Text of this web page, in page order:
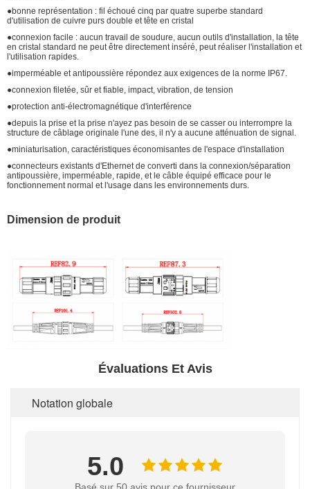
●bonne représentation : fil échoué cinq par quatre superbe standard
d'utilisation de cuivre purs double et tête en cristal
●connexion facile : aucun travail de soudure, aucun outils d'installation, la tête
en cristal standard ne peut être directement inséré, peut réaliser l'installation et
l'utilisation rapides.
●imperméable et antipoussière répondez aux exigences de la norme IP67.
●connexion filetée, sûr et fiable, impact, vibration, de tension
●protection anti-électromagnétique d'interférence
●depuis la prise et la prise n'ayez pas besoin de se casser ou interrompre la
structure de câblage originale l'une des, il n'y a aucune atténuation de signal.
●miniaturisation, caractéristiques économisantes de l'espace d'installation
●connecteurs existants d'Ethernet de converti dans la connexion/séparation
antipoussière, imperméable, rapide, et le câble équipé efficace pour le
fonctionnement normal et l'usage dans les environnements durs.
Dimension de produit
Évaluations Et Avis
Notation globale
5.0